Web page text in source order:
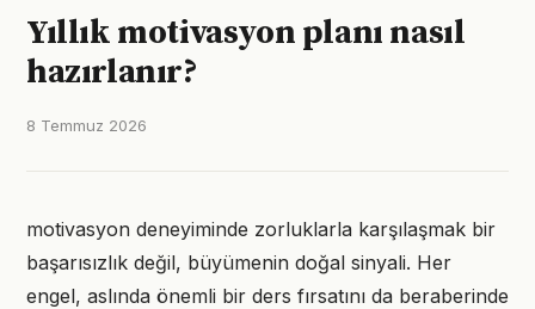
Yıllık motivasyon planı nasıl
hazırlanır?
8 Temmuz 2026
motivasyon deneyiminde zorluklarla karşılaşmak bir
başarısızlık değil, büyümenin doğal sinyali. Her
engel, aslında önemli bir ders fırsatını da beraberinde